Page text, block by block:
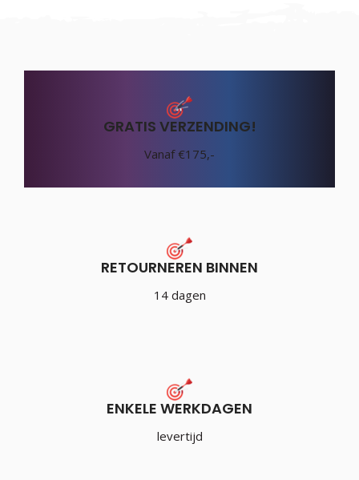
GRATIS VERZENDING!
Vanaf €175,-
RETOURNEREN BINNEN
14 dagen
ENKELE WERKDAGEN
levertijd